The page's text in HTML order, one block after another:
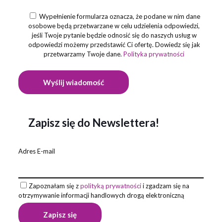
Wypełnienie formularza oznacza, że podane w nim dane
osobowe będą przetwarzane w celu udzielenia odpowiedzi,
jeśli Twoje pytanie będzie odnosić się do naszych usług w
odpowiedzi możemy przedstawić Ci ofertę. Dowiedz się jak
przetwarzamy Twoje dane.Polityka prywatności
Zapisz się do Newslettera!
Adres E-mail
Zapoznałam się zpolityką prywatnościi zgadzam się na
otrzymywanie informacji handlowych drogą elektroniczną